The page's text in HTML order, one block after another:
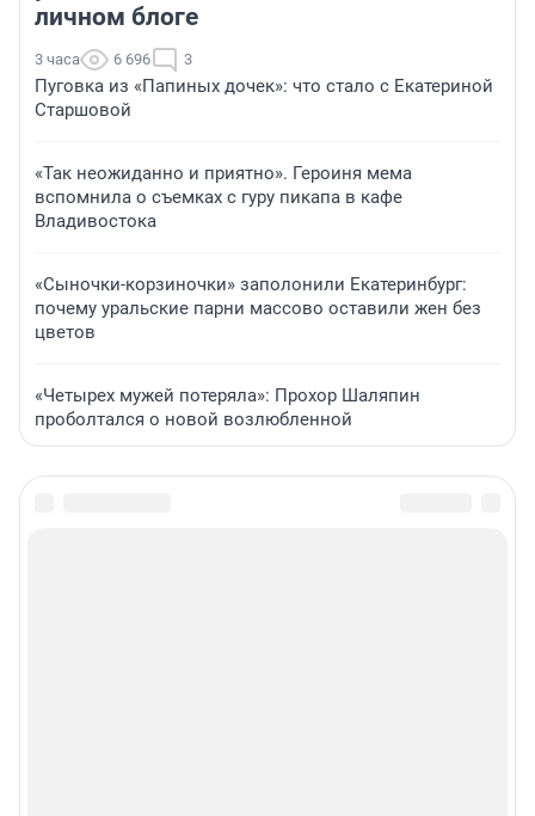
личном блоге
3 часа 6 696 3
Пуговка из «Папиных дочек»: что стало с Екатериной
Старшовой
«Так неожиданно и приятно». Героиня мема
вспомнила о съемках с гуру пикапа в кафе
Владивостока
«Сыночки-корзиночки» заполонили Екатеринбург:
почему уральские парни массово оставили жен без
цветов
«Четырех мужей потеряла»: Прохор Шаляпин
проболтался о новой возлюбленной